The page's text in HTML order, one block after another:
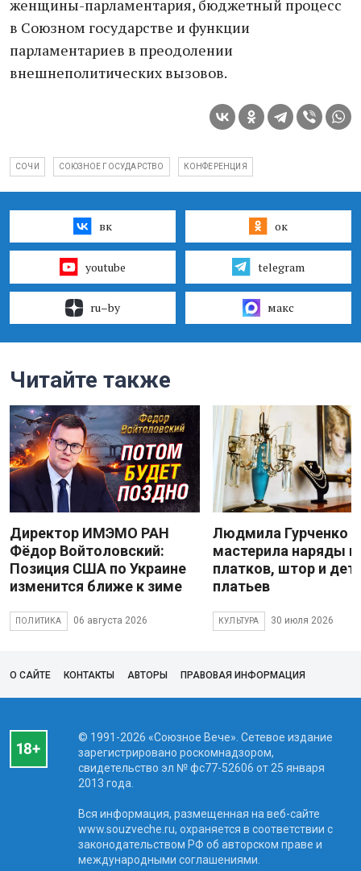
женщины-парламентария, бюджетный процесс
в Союзном государстве и функции
парламентариев в преодолении
внешнеполитических вызовов.
СОЧИ СОЮЗНОЕ ГОСУДАРСТВО КОНФЕРЕНЦИЯ
вк ок
youtube telegram
ru–by макс
Читайте также
Директор ИМЭМО РАН
Фёдор Войтоловский:
Позиция США по Украине
изменится ближе к зиме
ПОЛИТИКА 06 августа 2026
Людмила Гурченко
мастерила наряды
платков, штор и
платьев
КУЛЬТУРА 30 июля 2026
О САЙТЕ КОНТАКТЫ АВТОРЫ ПРАВОВАЯ ИНФОРМАЦИЯ
© 1991-2026 «Союзное Вече». Сетевое издание
зарегистрировано роскомнадзором,
свидетельство эл № фc77-52606 от 25 января
2013 года.
Вся информация, размещенная на веб-сайте
www.souzveche.ru, охраняется в соответствии с
законодательством РФ об авторском праве и
международными соглашениями.